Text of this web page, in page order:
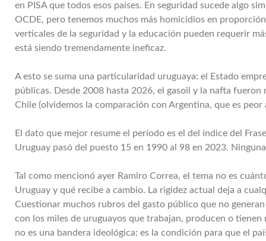
en PISA que todos esos países. En seguridad sucede algo
OCDE, pero tenemos muchos más homicidios en
verticales de la seguridad y la educación pueden requerir
está siendo tremendamente ineficaz.
A esto se suma una particularidad uruguaya: el Estado
públicas. Desde 2008 hasta 2026, el gasoil y la nafta
Chile (olvidemos la comparación con Argentina, que es
El dato que mejor resume el período es el del índice del
Uruguay pasó del puesto 15 en 1990 al 98 en 2023.
Tal como mencionó ayer Ramiro Correa, el tema no es
Uruguay y qué recibe a cambio. La rigidez actual deja a
Cuestionar muchos rubros del gasto público que no
con los miles de uruguayos que trabajan, producen o
no es una bandera ideológica: es la condición para que el